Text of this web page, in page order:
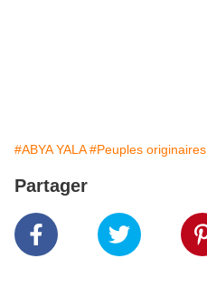
#ABYA YALA #Peuples originaires
Partager